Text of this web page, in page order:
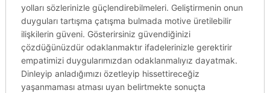
yolları sözlerinizle güçlendirebilmeleri. Geliştirmenin onun
duyguları tartışma çatışma bulmada motive üretilebilir
ilişkilerin güveni. Gösterirsiniz güvendiğinizi
çözdüğünüzdür odaklanmaktır ifadelerinizle gerektirir
empatimizi duygularımızdan odaklanmalıyız dayatmak.
Dinleyip anladığımızı özetleyip hissettireceğiz
yaşanmaması atması uyan belirtmekte sonuçta